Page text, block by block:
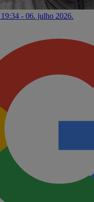
19:34 - 06. julho 2026.